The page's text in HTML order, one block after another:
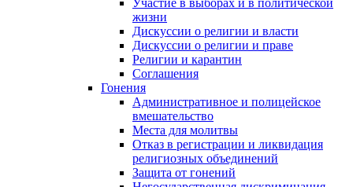
Участие в выборах и в политической
жизни
Дискуссии о религии и власти
Дискуссии о религии и праве
Религии и карантин
Соглашения
Гонения
Административное и полицейское
вмешательство
Места для молитвы
Отказ в регистрации и ликвидация
религиозных объединений
Защита от гонений